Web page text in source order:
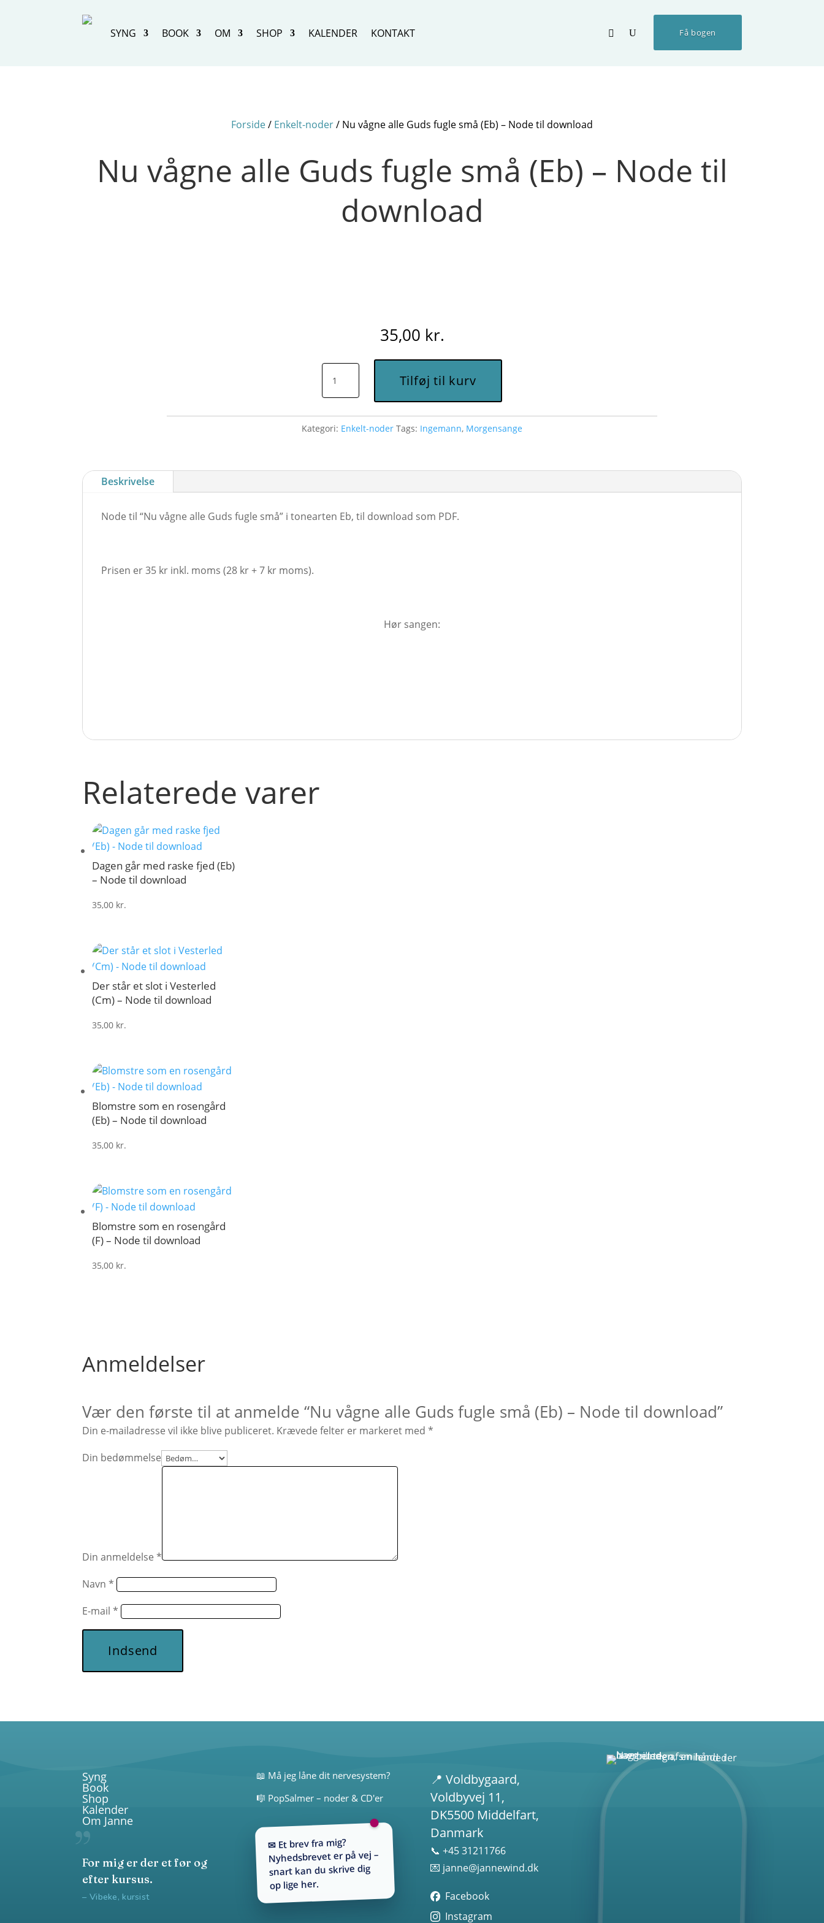
SYNG BOOK OM SHOP KALENDER KONTAKT Få bogen
Forside/ Enkelt-noder/ Nu vågne alle Guds fugle små (Eb) – Node til download
Nu vågne alle Guds fugle små (Eb) – Node til
download
35,00 kr.
vågne
Guds
(Eb)
-
Node
Tilføj til kurv
Kategori: Enkelt-noder Tags: Ingemann, Morgensange
Beskrivelse
Node til “Nu vågne alle Guds fugle små” i tonearten Eb, til download som PDF.
Prisen er 35 kr inkl. moms (28 kr + 7 kr moms).
Hør sangen:
Relaterede varer
Dagen går med raske fjed (Eb)
– Node til download
35,00 kr.
Der står et slot i Vesterled
(Cm) – Node til download
35,00 kr.
Blomstre som en rosengård
(Eb) – Node til download
35,00 kr.
Blomstre som en rosengård
(F) – Node til download
35,00 kr.
Anmeldelser
Vær den første til at anmelde “Nu vågne alle Guds fugle små (Eb) – Node til download”
Din e-mailadresse vil ikke blive publiceret. Krævede felter er markeret med*
Din bedømmelse
Din anmeldelse*
Navn*
E-mail*
Indsend
Syng
Book
Shop
Kalender
Om Janne
For mig er der et før og
efter kursus.
– Vibeke, kursist
📖 Må jeg låne dit nervesystem?
🎼 PopSalmer – noder & CD'er
✉ Et brev fra mig?
Nyhedsbrevet er på vej –
snart kan du skrive dig
op lige her.
📍 Voldbygaard,
Voldbyvej 11,
DK5500 Middelfart,
Danmark
📞 +45 31211766
💌 janne@jannewind.dk
Facebook
Instagram